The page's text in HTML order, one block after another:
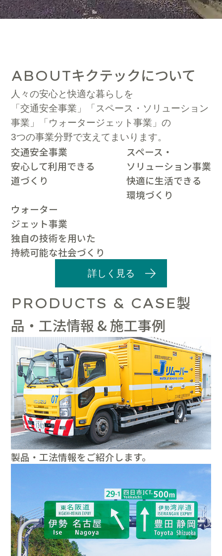
ABOUTキクテックについて
人々の安心と快適な暮らしを
「交通安全事業」「スペース・ソリューション
事業」「ウォータージェット事業」の
3つの事業分野で支えてまいります。
交通安全事業
安心して利用できる
道づくり
スペース・
ソリューション事業
快適に生活できる
環境づくり
ウォーター
ジェット事業
独自の技術を用いた
持続可能な社会づくり
詳しく見る
PRODUCTS & CASE製
品・工法情報 & 施工事例
製品・工法情報をご紹介します。